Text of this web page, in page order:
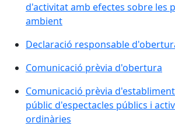
d'activitat amb efectes sobre les
ambient
Declaració responsable
Comunicació prèvia d'obertura
Comunicació prèvia
públic d'espectacles públics i
ordinàries